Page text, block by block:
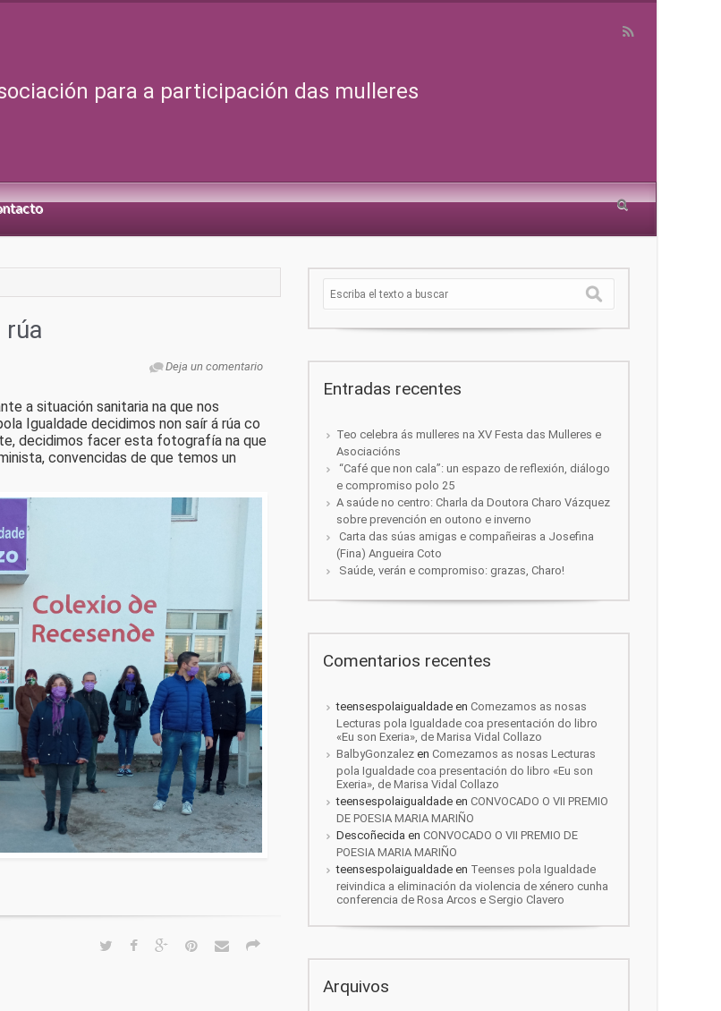
para a participación das mulleres
Deja un comentario
a situación sanitaria na que nos
Igualdade decidimos non saír á rúa co
decidimos facer esta fotografía na que
convencidas de que temos un
Entradas recentes
Teo celebra ás mulleres na XV Festa das Mulleres e
Asociacións
“Café que non cala”: un espazo de reflexión, diálogo
e compromiso polo 25
A saúde no centro: Charla da Doutora Charo Vázquez
sobre prevención en outono e inverno
Carta das súas amigas e compañeiras a Josefina
(Fina) Angueira Coto
Saúde, verán e compromiso: grazas, Charo!
Comentarios recentes
teensespolaigualdade en Comezamos as nosas
Lecturas pola Igualdade coa presentación do libro
«Eu son Exeria», de Marisa Vidal Collazo
BalbyGonzalez en Comezamos as nosas Lecturas
pola Igualdade coa presentación do libro «Eu son
Exeria», de Marisa Vidal Collazo
teensespolaigualdade en CONVOCADO O VII PREMIO
DE POESIA MARIA MARIÑO
Descoñecida en CONVOCADO O VII PREMIO DE
POESIA MARIA MARIÑO
teensespolaigualdade en Teenses pola Igualdade
reivindica a eliminación da violencia de xénero cunha
conferencia de Rosa Arcos e Sergio Clavero
Arquivos